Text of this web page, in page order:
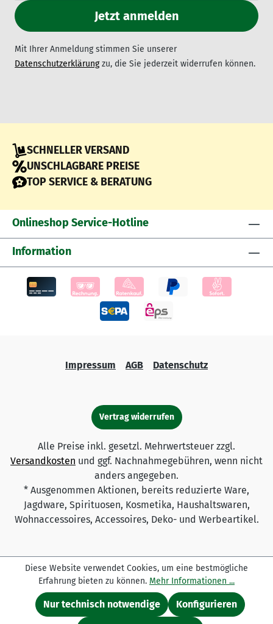
Mit Ihrer Anmeldung stimmen Sie unserer
Datenschutzerklärungzu, die Sie jederzeit widerrufen können.
SCHNELLER VERSAND
UNSCHLAGBARE PREISE
TOP SERVICE & BERATUNG
Onlineshop Service-Hotline
Information
Impressum AGB Datenschutz
Vertrag widerrufen
Alle Preise inkl. gesetzl. Mehrwertsteuer zzgl.
Versandkosten und ggf. Nachnahmegebühren, wenn nicht
anders angegeben.
* Ausgenommen Aktionen, bereits reduzierte Ware,
Jagdware, Spirituosen, Kosmetika, Haushaltswaren,
Wohnaccessoires, Accessoires, Deko- und Werbeartikel.
Diese Website verwendet Cookies, um eine bestmögliche
Erfahrung bieten zu können. Mehr Informationen ...
Nur technisch notwendige Konfigurieren